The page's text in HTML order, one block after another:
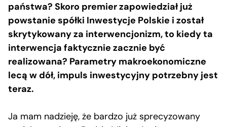
państwa? Skoro premier zapowiedział już
powstanie spółki Inwestycje Polskie i został
skrytykowany za interwencjonizm, to kiedy ta
interwencja faktycznie zacznie być
realizowana? Parametry makroekonomiczne
lecą w dół, impuls inwestycyjny potrzebny jest
teraz.
Ja mam nadzieję, że bardzo już sprecyzowany